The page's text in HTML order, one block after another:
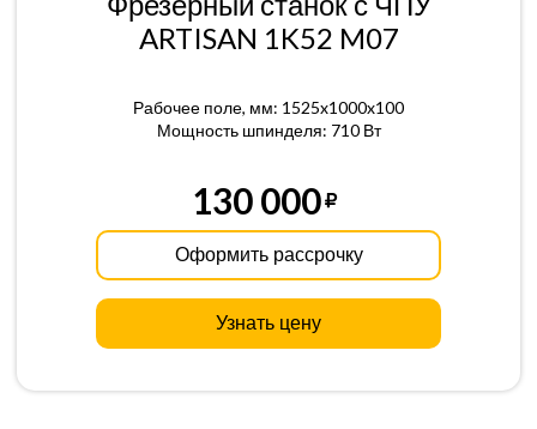
ARTISAN 1K52 M07
Рабочее поле, мм: 1525x1000x100
Мощность шпинделя: 710 Вт
130 000
Оформить рассрочку
Узнать цену